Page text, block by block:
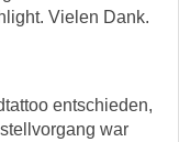
Vielen Dank.
entschieden,
war